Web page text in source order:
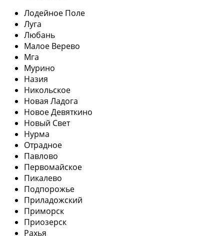
Лодейное Поле
Луга
Любань
Малое Верево
Мга
Мурино
Назия
Никольское
Новая Ладога
Новое Девяткино
Новый Свет
Нурма
Отрадное
Павлово
Первомайское
Пикалево
Подпорожье
Приладожский
Приморск
Приозерск
Рахья